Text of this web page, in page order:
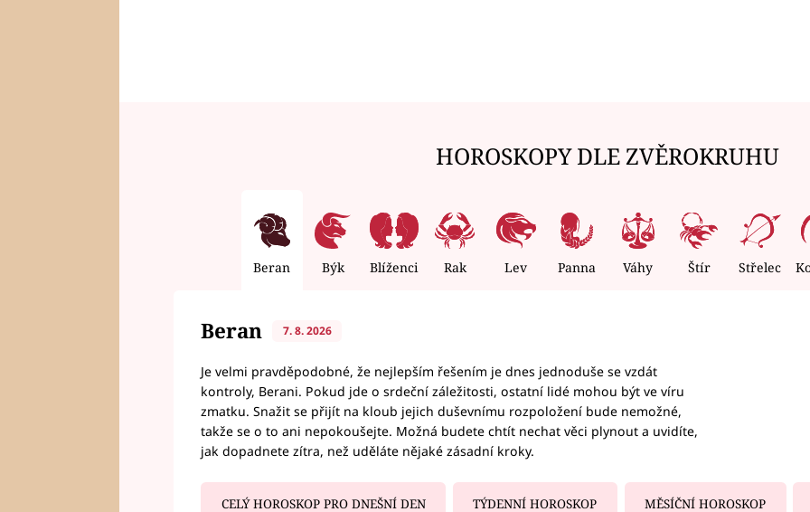
HOROSKOPY DLE ZVĚROKRUHU
Beran Býk Blíženci Rak Lev Panna Váhy Štír Střelec
Beran 7. 8. 2026
Je velmi pravděpodobné, že nejlepším řešením je dnes jednoduše se vzdát
kontroly, Berani. Pokud jde o srdeční záležitosti, ostatní lidé mohou být ve víru
zmatku. Snažit se přijít na kloub jejich duševnímu rozpoložení bude nemožné,
takže se o to ani nepokoušejte. Možná budete chtít nechat věci plynout a uvidíte,
jak dopadnete zítra, než uděláte nějaké zásadní kroky.
CELÝ HOROSKOP PRO DNEŠNÍ DEN TÝDENNÍ HOROSKOP MĚSÍČNÍ HOROSKOP